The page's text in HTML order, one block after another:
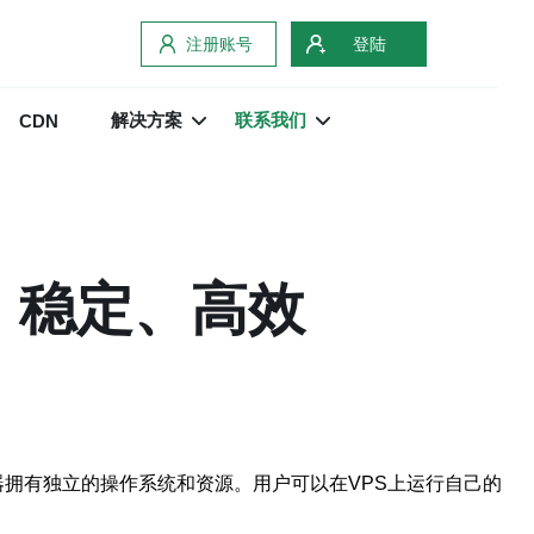
注册账号 登陆
CDN 解决方案 联系我们
定、高效
有独立的操作系统和资源。用户可以在VPS上运行自己的